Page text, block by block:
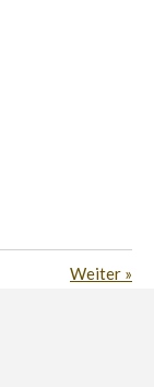
Weiter »